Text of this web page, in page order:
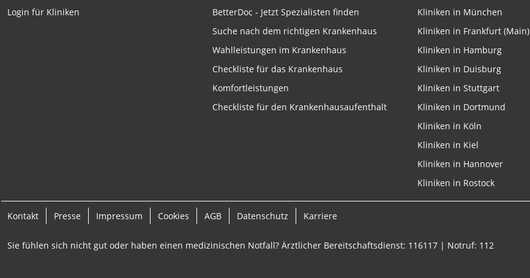
Login für Kliniken
BetterDoc - Jetzt Spezialisten finden
Suche nach dem richtigen Krankenhaus
Wahlleistungen im Krankenhaus
Checkliste für das Krankenhaus
Komfortleistungen
Checkliste für den Krankenhausaufenthalt
Kliniken in München
Kliniken in Frankfurt (Main)
Kliniken in Hamburg
Kliniken in Duisburg
Kliniken in Stuttgart
Kliniken in Dortmund
Kliniken in Köln
Kliniken in Kiel
Kliniken in Hannover
Kliniken in Rostock
Kontakt Presse Impressum Cookies AGB Datenschutz Karriere
Sie fühlen sich nicht gut oder haben einen medizinischen Notfall? Ärztlicher Bereitschaftsdienst: 116117 | Notruf: 112
Funktional